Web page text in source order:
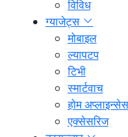
विविध
ग्याजेट्स
मोबाइल
ल्यापटप
टिभी
स्मार्टवाच
होम अप्लाइन्सेस
एक्सेसरिज